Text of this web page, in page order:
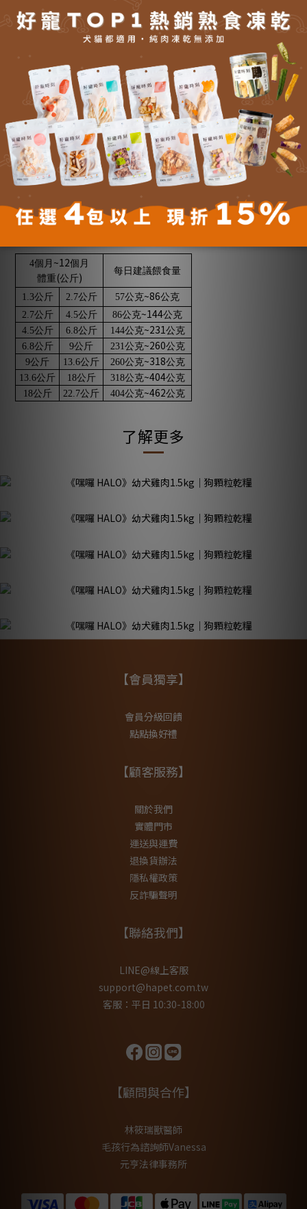
鎂：0.2％
鉀：0.6％
■ 建議攝取量：
4個月以下
體重(公斤) 每日建議餵食量
1.3公斤 2.7公斤 86公克~165公克
2.7公斤 4.5公斤 165公克 ~173公克
4.5公斤 6.8公斤 173公克 ~260公克
6.8公斤 9公斤 260公克~317公克
13.6公斤
13.6公斤 18 公斤 433公克~519
公克
4個月 ~12個月
體重 (公斤) 每日建議餵食量
1.3公斤 2.7公斤 57公克~86公克
2.7公斤 4.5公斤 86公克~144公克
4.5公斤 6.8公斤 144公克~231公克
6.8公斤 9公斤 231公克~260公克
9公斤 13.6公斤 260公克~318公克
13.6公斤 18公斤 318公克~404公克
18公斤 22.7公斤 404公克~462公克
了解更多
【會員獨享】
會員分級回饋
點點換好禮
【顧客服務】
關於我們
實體門市
運送與運費
退換貨辦法
隱私權政策
反詐騙聲明
【聯絡我們】
LINE@線上客服
support@hapet.com.tw
客服：平日 10:30-18:00
【顧問與合作】
林筱瑞獸醫師
毛孩行為諮詢師Vanessa
元亨法律事務所